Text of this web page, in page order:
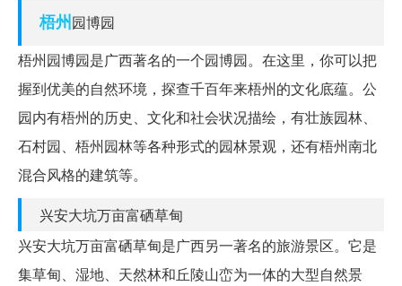
梧州园博园
梧州园博园是广西著名的一个园博园。在这里，你可以把
握到优美的自然环境，探查千百年来梧州的文化底蕴。公
园内有梧州的历史、文化和社会状况描绘，有壮族园林、
石村园、梧州园林等各种形式的园林景观，还有梧州南北
混合风格的建筑等。
兴安大坑万亩富硒草甸
兴安大坑万亩富硒草甸是广西另一著名的旅游景区。它是
集草甸、湿地、天然林和丘陵山峦为一体的大型自然景